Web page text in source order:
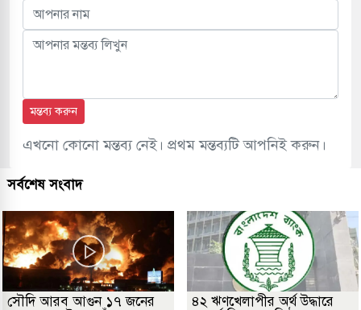
মন্তব্য করুন
এখনো কোনো মন্তব্য নেই। প্রথম মন্তব্যটি আপনিই করুন।
সর্বশেষ সংবাদ
সৌদি আরব আগুন ১৭ জনের
৪২ ঋণখেলাপীর অর্থ উদ্ধারে